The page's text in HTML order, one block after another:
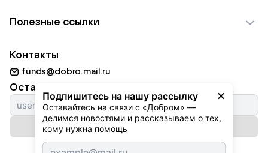
Подпишитесь на нашу рассылку
Оставайтесь на связи с «Добром» —
делимся новостями и рассказываем о тех,
кому нужна помощь
Использование материалов
Для НКО
Партнерам
Пожилым
Животным
Природе
Культуре
Фондам
Полезные ссылки
Добрый день
Истории
Автоплатежи
Контакты
funds@dobro.mail.ru
Оставайтесь с нами
Подписаться на рассылку